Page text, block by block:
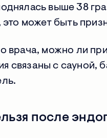
выше 38
это может быть
врача, можно ли
связаны с сауной,
после